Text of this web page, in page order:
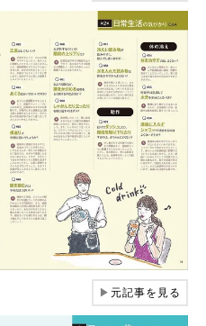
▶元記事を見る